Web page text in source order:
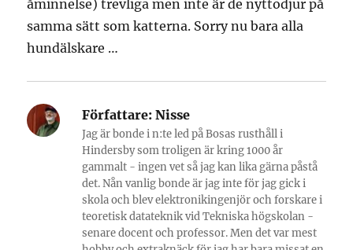
åminnelse) trevliga men inte är de nyttodjur på
samma sätt som katterna. Sorry nu bara alla
hundälskare …
Författare: Nisse
Jag är bonde i n:te led på Bosas rusthåll i
Hindersby som troligen är kring 1000 år
gammalt - ingen vet så jag kan lika gärna påstå
det. Nån vanlig bonde är jag inte för jag gick i
skola och blev elektronikingenjör och forskare i
teoretisk datateknik vid Tekniska högskolan -
senare docent och professor. Men det var mest